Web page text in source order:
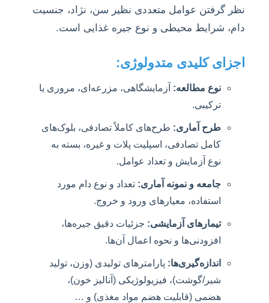
نظر گرفتن عوامل متعددی نظیر سن، نژاد، جنسیت
دام، شرایط محیطی و نوع جیره غذایی است.
اجزای کلیدی متدولوژی:
نوع مطالعه: آزمایشگاهی، مزرعه‌ای، مروری یا
ترکیبی.
طرح آماری: طرح‌های کاملاً تصادفی، بلوک‌های
کامل تصادفی، اسپلیت پلات و غیره، بسته به
نوع آزمایش و تعداد عوامل.
جامعه و نمونه آماری: تعداد و نوع دام مورد
استفاده، معیارهای ورود و خروج.
تیمارهای آزمایشی: جزئیات دقیق جیره‌ها،
افزودنی‌ها و نحوه اعمال آن‌ها.
اندازه‌گیری‌ها: پارامترهای تولیدی (وزن، تولید
شیر/گوشت)، فیزیولوژیکی (آنالیز خون)،
هضمی (قابلیت هضم مواد مغذی) و …